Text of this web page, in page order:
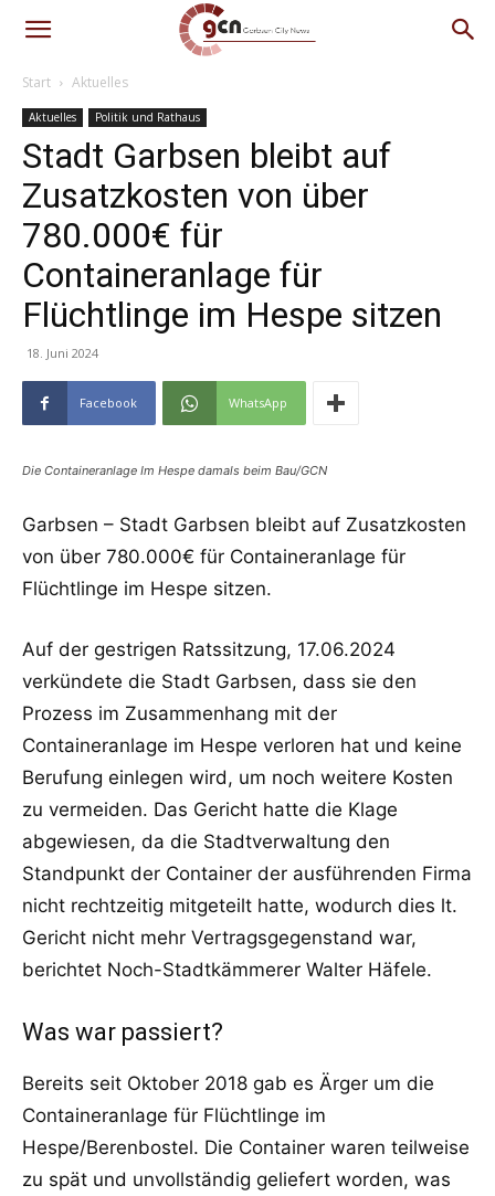
Start Aktuelles
Aktuelles Politik und Rathaus
Stadt Garbsen bleibt auf
Zusatzkosten von über
780.000€ für
Containeranlage für
Flüchtlinge im Hespe sitzen
18. Juni 2024
Facebook WhatsApp
Die Containeranlage Im Hespe damals beim Bau/GCN
Garbsen – Stadt Garbsen bleibt auf Zusatzkosten
von über 780.000€ für Containeranlage für
Flüchtlinge im Hespe sitzen.
Auf der gestrigen Ratssitzung, 17.06.2024
verkündete die Stadt Garbsen, dass sie den
Prozess im Zusammenhang mit der
Containeranlage im Hespe verloren hat und keine
Berufung einlegen wird, um noch weitere Kosten
zu vermeiden. Das Gericht hatte die Klage
abgewiesen, da die Stadtverwaltung den
Standpunkt der Container der ausführenden Firma
nicht rechtzeitig mitgeteilt hatte, wodurch dies lt.
Gericht nicht mehr Vertragsgegenstand war,
berichtet Noch-Stadtkämmerer Walter Häfele.
Was war passiert?
Bereits seit Oktober 2018 gab es Ärger um die
Containeranlage für Flüchtlinge im
Hespe/Berenbostel. Die Container waren teilweise
zu spät und unvollständig geliefert worden, was